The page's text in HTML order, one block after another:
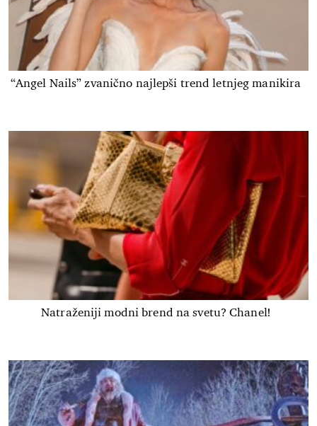
“Angel Nails” zvanično najlepši trend letnjeg manikira
Natraženiji modni brend na svetu? Chanel!